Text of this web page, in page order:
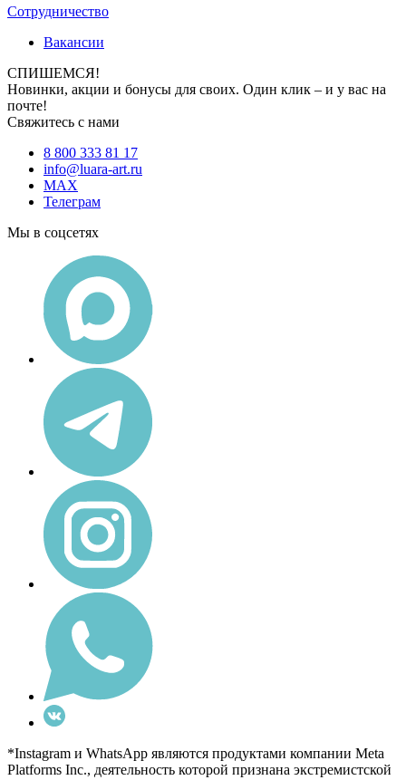
Сотрудничество
Вакансии
СПИШЕМСЯ!
Новинки, акции и бонусы для своих. Один клик – и у вас на
почте!
Свяжитесь с нами
8 800 333 81 17
info@luara-art.ru
MAX
Телеграм
Мы в соцсетях
*Instagram и WhatsApp являются продуктами компании Meta
Platforms Inc., деятельность которой признана экстремистской